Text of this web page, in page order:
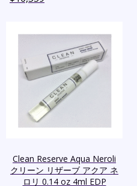
Clean Reserve Aqua Neroli
クリーン リザーブ アクア ネ
ロリ 0.14 oz 4ml EDP